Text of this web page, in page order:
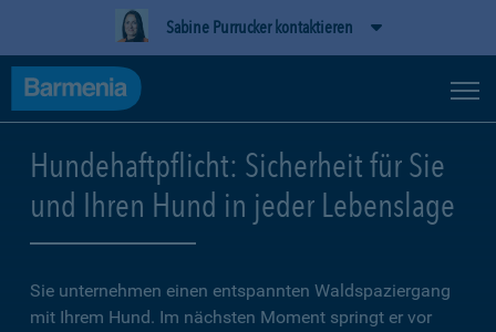
Sabine Purrucker kontaktieren
Hundehaftpflicht: Sicherheit für Sie
und Ihren Hund in jeder Lebenslage
Sie unternehmen einen entspannten Waldspaziergang
mit Ihrem Hund. Im nächsten Moment springt er vor